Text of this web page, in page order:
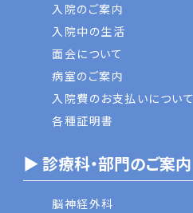
入院のご案内
入院中の生活
面会について
病室のご案内
入院費のお支払いについて
各種証明書
▶ 診療科・部門のご案内
脳神経外科